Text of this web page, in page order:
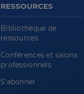
RESSOURCES
Bibliothèque de
ressources
Conférences et salons
professionnels
S'abonner